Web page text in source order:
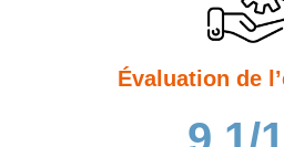
Évaluation de